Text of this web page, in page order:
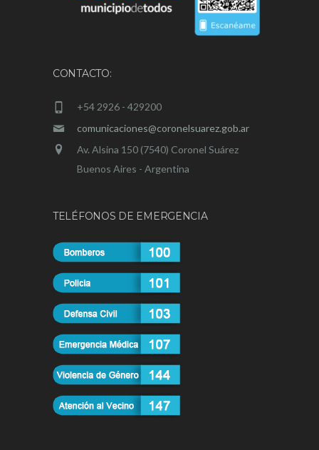
CONTACTO:
+54 2926 - 429200
comunicaciones@coronelsuarez.gob.ar
Av. Alsina 150 (7540) Coronel Suárez
Buenos Aires - Argentina
TELÉFONOS DE EMERGENCIA